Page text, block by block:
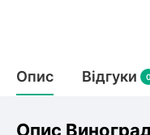
Оливкове
Декоративні
Рододендрон
Садова
Граблі
Опис Відгуки
Опис